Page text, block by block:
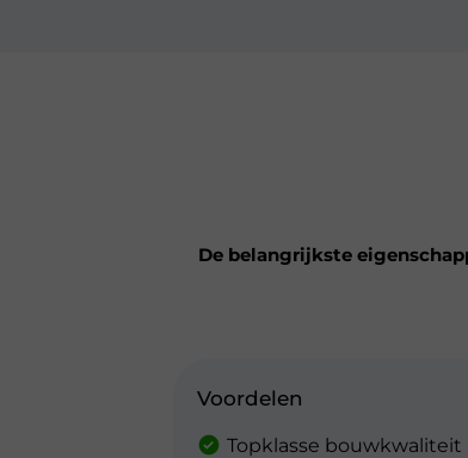
De belangrijkste
Voordelen
Topklasse bouwkwaliteit